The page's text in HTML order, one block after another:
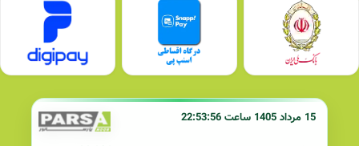
15 مرداد 1405 ساعت 22:53:56